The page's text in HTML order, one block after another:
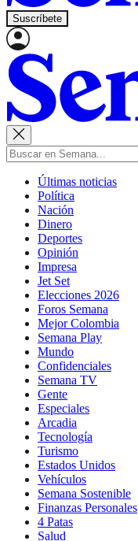
Suscríbete
Últimas noticias
Política
Nación
Dinero
Deportes
Opinión
Impresa
Jet Set
Elecciones 2026
Foros Semana
Mejor Colombia
Semana Play
Mundo
Confidenciales
Semana TV
Gente
Especiales
Arcadia
Tecnología
Turismo
Estados Unidos
Vehículos
Semana Sostenible
Finanzas Personales
4 Patas
Salud